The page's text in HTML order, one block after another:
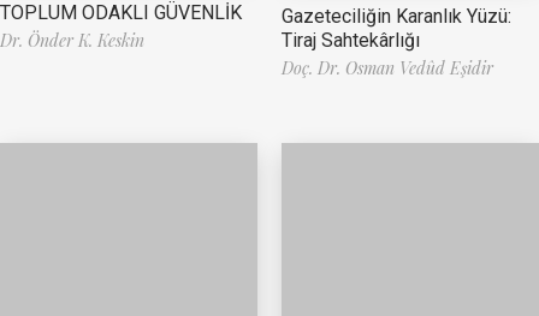
TOPLUM ODAKLI GÜVENLİK
Dr. Önder K. Keskin
Gazeteciliğin Karanlık Yüzü:
Tiraj Sahtekârlığı
Doç. Dr. Osman Vedûd Eşidir